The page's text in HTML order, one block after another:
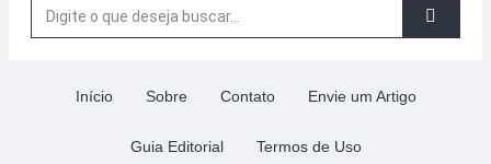
Início Sobre Contato Envie um Artigo
Guia Editorial Termos de Uso